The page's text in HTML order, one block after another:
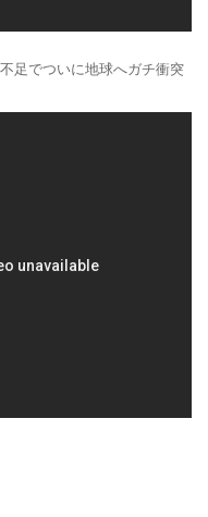
足でついに地球へガチ衝突